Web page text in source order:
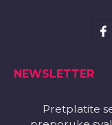
NEWSLETTER
Pretplatite